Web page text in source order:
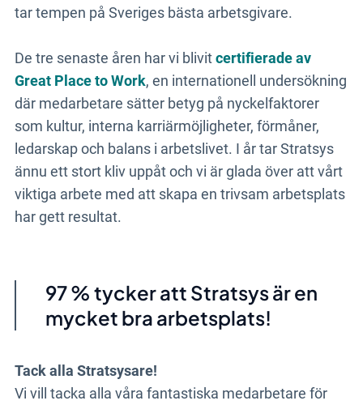
tar tempen på Sveriges bästa arbetsgivare.
De tre senaste åren har vi blivitcertifierade av
Great Place to Work, en internationell undersökning
där medarbetare sätter betyg på nyckelfaktorer
som kultur, interna karriärmöjligheter, förmåner,
ledarskap och balans i arbetslivet. I år tar Stratsys
ännu ett stort kliv uppåt och vi är glada över att vårt
viktiga arbete med att skapa en trivsam arbetsplats
har gett resultat.
97 % tycker att Stratsys är en
mycket bra arbetsplats!
Tack alla Stratsysare!
Vi vill tacka alla våra fantastiska medarbetare för